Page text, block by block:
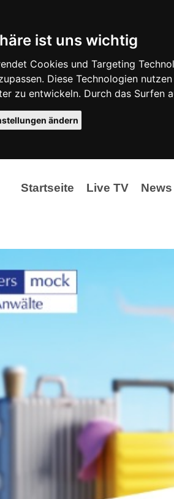
ist uns wichtig
Cookies und Targeting
Diese Technologien
zu entwickeln. Durch das Surfen
ändern
Startseite Live TV News